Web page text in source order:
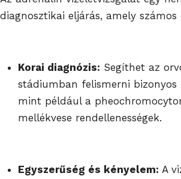
diagnosztikai eljárás, amely számos
Korai diagnózis: Segíthet az
stádiumban felismerni bizonyos
mint például a
mellékvese rendellenességek.
Egyszerűség és kényelem: A